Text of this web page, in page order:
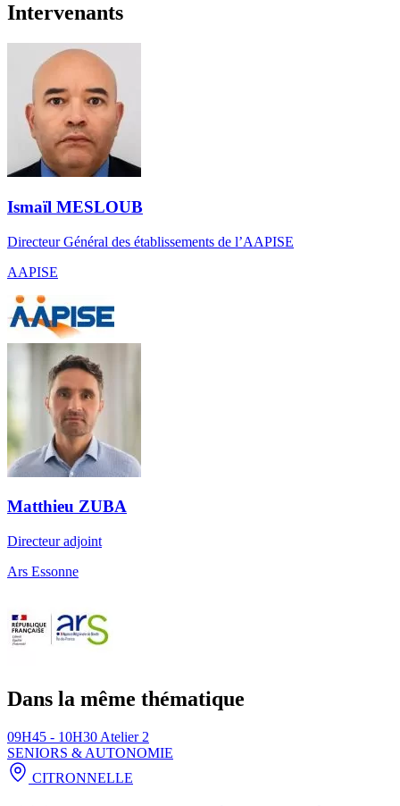
Intervenants
Ismaïl MESLOUB
Directeur Général des établissements de l’AAPISE
AAPISE
Matthieu ZUBA
Directeur adjoint
Ars Essonne
Dans la même thématique
09H45 - 10H30 Atelier 2
SENIORS & AUTONOMIE
CITRONNELLE